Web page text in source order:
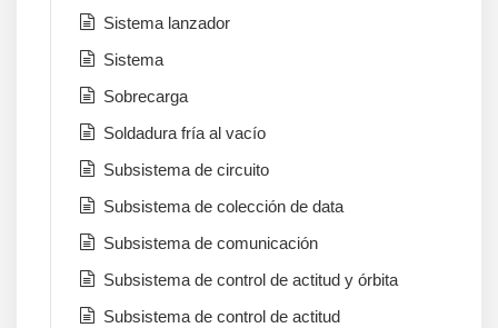
Sistema lanzador
Sistema
Sobrecarga
Soldadura fría al vacío
Subsistema de circuito
Subsistema de colección de data
Subsistema de comunicación
Subsistema de control de actitud y órbita
Subsistema de control de actitud